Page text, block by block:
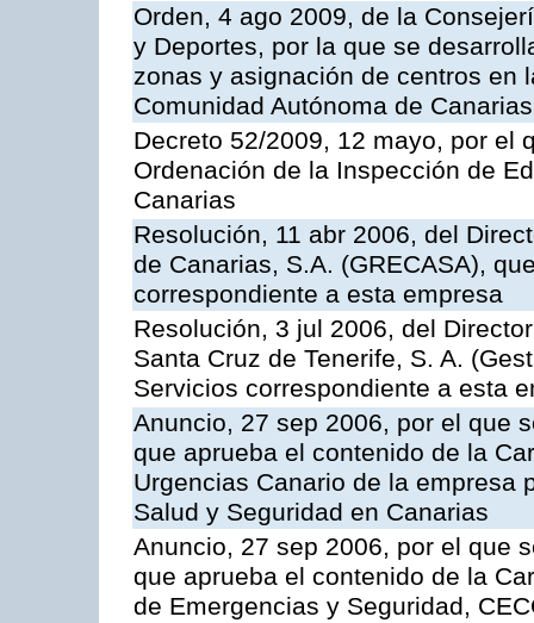
Orden, 4 ago 2009, de la
y Deportes, por la que se
zonas y asignación de centros en
Comunidad Autónoma de Canarias
Decreto 52/2009, 12 mayo, por el
Ordenación de la Inspección de
Canarias
Resolución, 11 abr 2006, del
de Canarias, S.A. (GRECASA),
correspondiente a esta empresa
Resolución, 3 jul 2006, del
Santa Cruz de Tenerife, S. A.
Servicios correspondiente a esta
Anuncio, 27 sep 2006, por el que
que aprueba el contenido de la
Urgencias Canario de la empresa
Salud y Seguridad en Canarias
Anuncio, 27 sep 2006, por el que
que aprueba el contenido de la
de Emergencias y Seguridad,